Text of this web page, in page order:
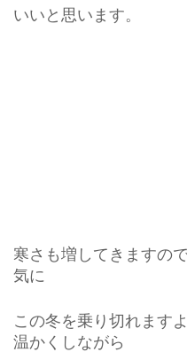
いいと思います。
寒さも増してきますの
気に
この冬を乗り切れます
温かくしながら